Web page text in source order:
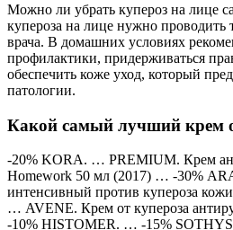
Можно ли убрать купероз на лице
купероза на лице нужно проводить
врача. В домашних условиях
профилактики, придерживаться
обеспечить коже уход, который
патологии.
Какой самый лучший крем
-20% KORA. … PREMIUM. Крем
Homework 50 мл (2017) … -30%
интенсивный против купероза
… AVENE. Крем от купероза
-10% HISTOMER. … -15%